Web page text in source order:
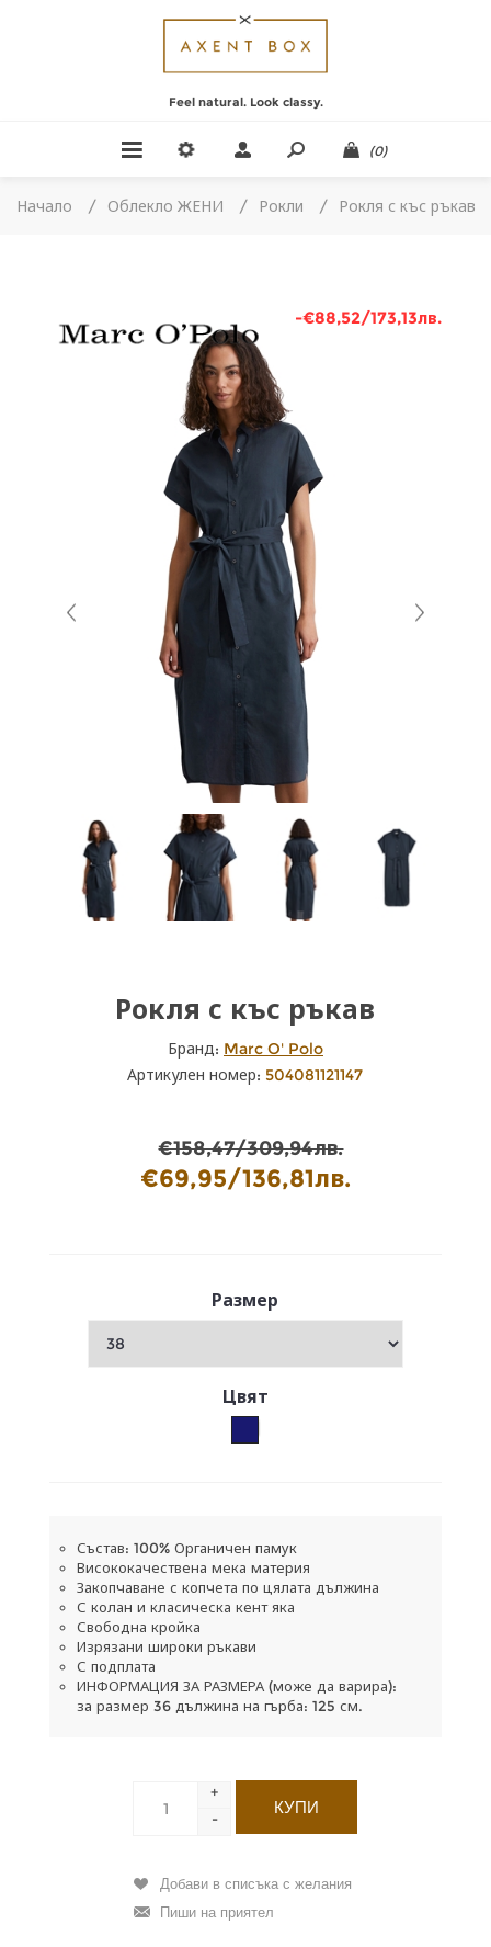
Feel natural. Look classy.
(0)
Начало / Облекло ЖЕНИ / Рокли / Рокля с къс ръкав
-€88,52/173,13лв.
Рокля с къс ръкав
Бранд: Marc O' Polo
Артикулен номер: 504081121147
€158,47/309,94лв.
€69,95/136,81лв.
Размер
Цвят
Състав: 100% Органичен памук
Висококачествена мека материя
Закопчаване с копчета по цялата дължина
С колан и класическа кент яка
Свободна кройка
Изрязани широки ръкави
С подплата
ИНФОРМАЦИЯ ЗА РАЗМЕРА (може да варира):
за размер 36 дължина на гърба: 125 см.
+
-